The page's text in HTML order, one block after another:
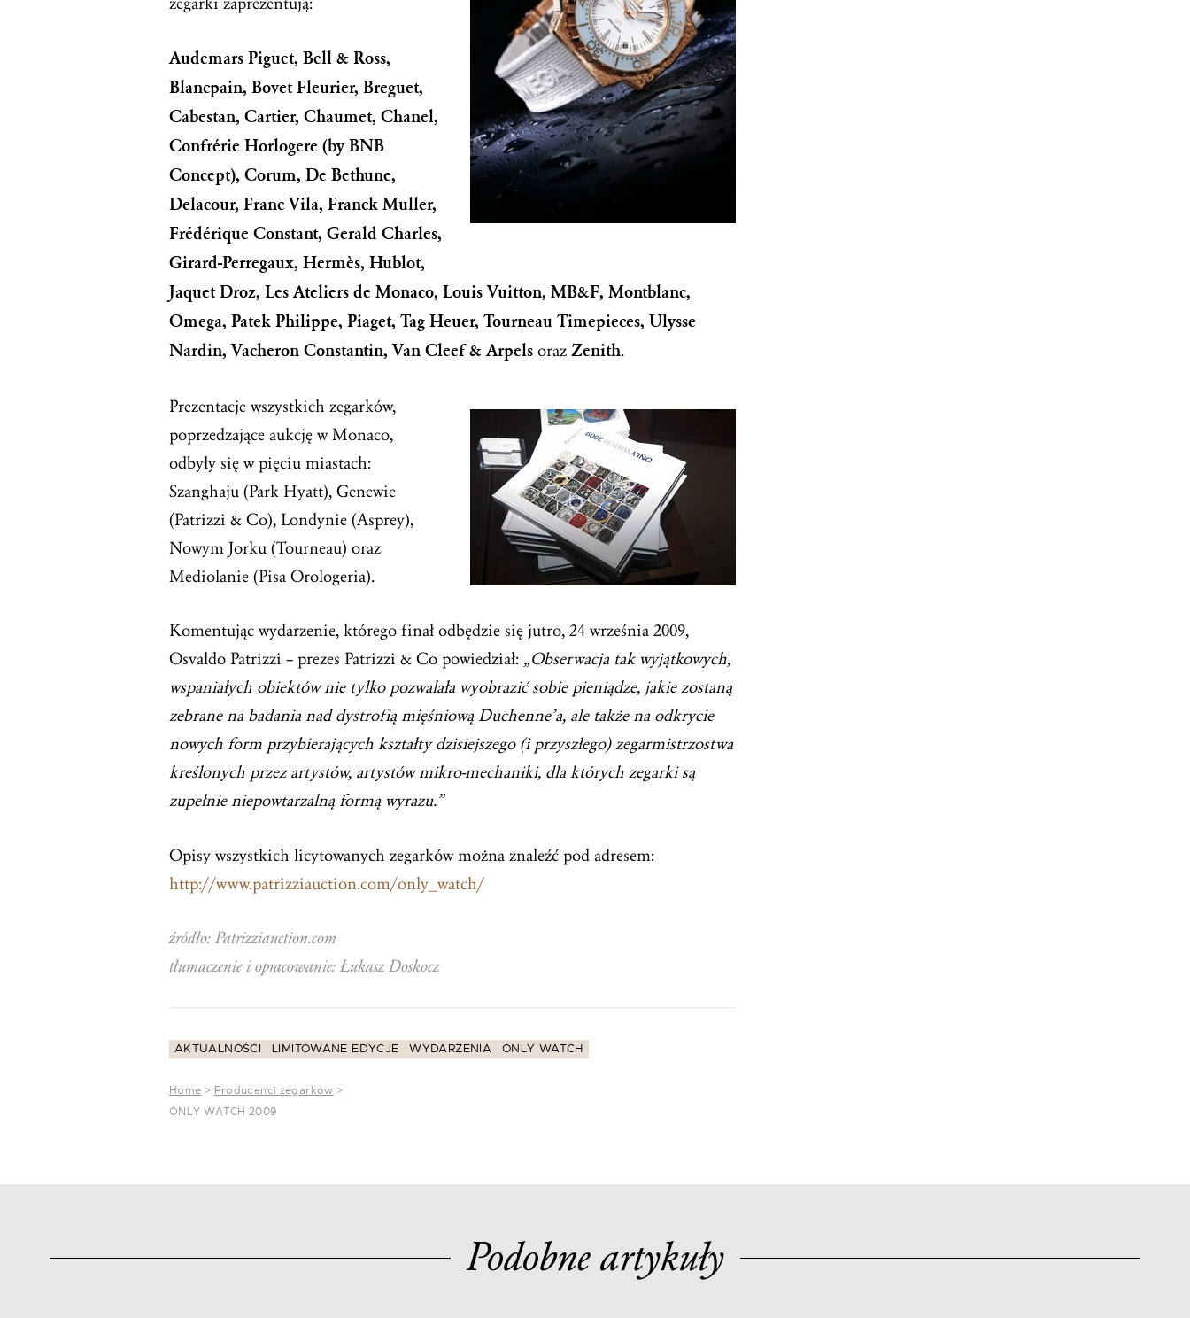
Audemars Piguet, Bell & Ross,
Blancpain, Bovet Fleurier, Breguet,
Cabestan, Cartier, Chaumet, Chanel,
Confrérie Horlogere (by BNB
Concept), Corum, De Bethune,
Delacour, Franc Vila, Franck Muller,
Frédérique Constant, Gerald Charles,
Girard-Perregaux, Hermès, Hublot,
Jaquet Droz, Les Ateliers de Monaco, Louis Vuitton, MB&F, Montblanc,
Omega, Patek Philippe, Piaget, Tag Heuer, Tourneau Timepieces, Ulysse
Nardin, Vacheron Constantin, Van Cleef & Arpels oraz Zenith.
Prezentacje wszystkich zegarków,
poprzedzające aukcję w Monaco,
odbyły się w pięciu miastach:
Szanghaju (Park Hyatt), Genewie
(Patrizzi & Co), Londynie (Asprey),
Nowym Jorku (Tourneau) oraz
Mediolanie (Pisa Orologeria).
Komentując wydarzenie, którego finał odbędzie się jutro, 24 września 2009,
Osvaldo Patrizzi – prezes Patrizzi & Co powiedział: „Obserwacja tak wyjątkowych,
wspaniałych obiektów nie tylko pozwalała wyobrazić sobie pieniądze, jakie zostaną
zebrane na badania nad dystrofią mięśniową Duchenne’a, ale także na odkrycie
nowych form przybierających kształty dzisiejszego (i przyszłego) zegarmistrzostwa
kreślonych przez artystów, artystów mikro-mechaniki, dla których zegarki są
zupełnie niepowtarzalną formą wyrazu.”
Opisy wszystkich licytowanych zegarków można znaleźć pod adresem:
http://www.patrizziauction.com/only_watch/
źródło: Patrizziauction.com
tłumaczenie i opracowanie: Łukasz Doskocz
AKTUALNOŚCI LIMITOWANE EDYCJE WYDARZENIA ONLY WATCH
Home > Producenci zegarków >
ONLY WATCH 2009
Podobne artykuły